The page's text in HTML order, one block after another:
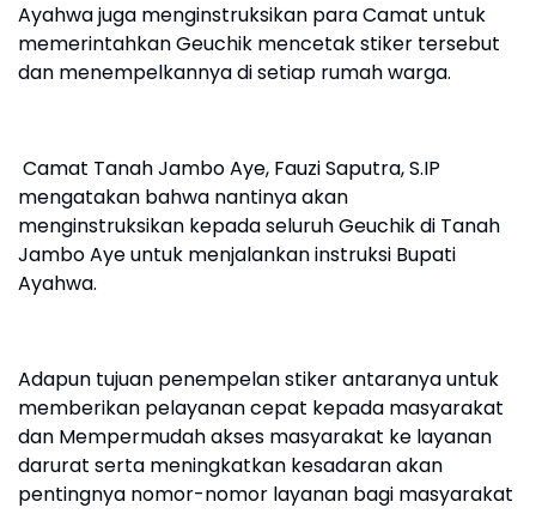
‎Ayahwa juga menginstruksikan para Camat untuk
memerintahkan Geuchik mencetak stiker tersebut
dan menempelkannya di setiap rumah warga.
‎ Camat Tanah Jambo Aye, Fauzi Saputra, S.IP
mengatakan bahwa nantinya akan
menginstruksikan kepada seluruh Geuchik di Tanah
Jambo Aye untuk menjalankan instruksi Bupati
Ayahwa.
‎Adapun tujuan penempelan stiker antaranya untuk
memberikan pelayanan cepat kepada masyarakat
dan Mempermudah akses masyarakat ke layanan
darurat serta meningkatkan kesadaran akan
pentingnya nomor-nomor layanan bagi masyarakat